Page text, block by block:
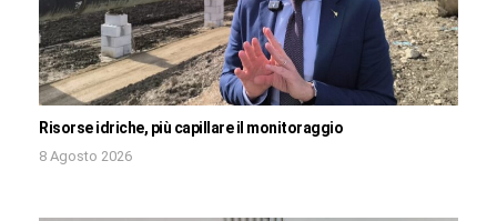
Risorse idriche, più capillare il monitoraggio
8 Agosto 2026